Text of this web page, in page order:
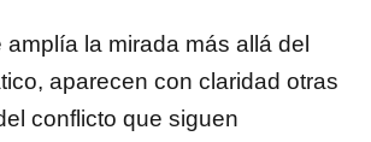
la mirada más allá del
aparecen con claridad otras
conflicto que siguen